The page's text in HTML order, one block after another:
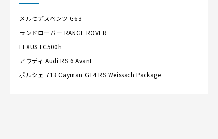
メルセデスベンツ G63
ランドローバー RANGE ROVER
LEXUS LC500h
アウディ Audi RS 6 Avant
ポルシェ 718 Cayman GT4 RS Weissach Package